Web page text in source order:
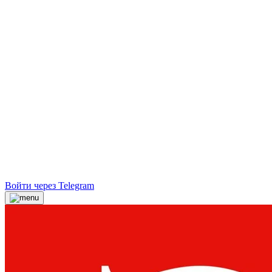
Войти через Telegram